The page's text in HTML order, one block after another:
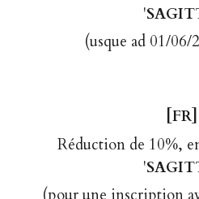
'
(usque ad 01/06/
[FR]
Réduction de 10%,
'